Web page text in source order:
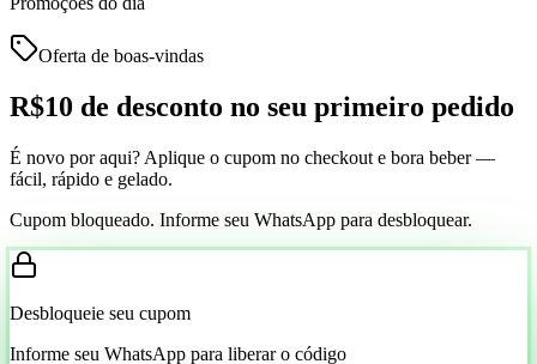
Oferta de boas-vindas
R$10 de desconto no seu primeiro pedido
É novo por aqui? Aplique o cupom no checkout e bora beber —
fácil, rápido e gelado.
Cupom bloqueado. Informe seu WhatsApp para desbloquear.
Desbloqueie seu cupom
Informe seu WhatsApp para liberar o código